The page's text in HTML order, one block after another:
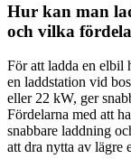
Hur kan man
och vilka
För att ladda en elbil
en laddstation vid
eller 22 kW, ger
Fördelarna med att
snabbare laddning
att dra nytta av lägre